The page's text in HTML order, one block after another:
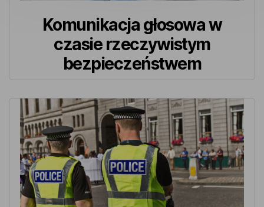
Komunikacja głosowa w
czasie rzeczywistym
bezpieczeństwem